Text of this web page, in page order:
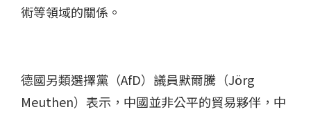
術等領域的關係。
德國另類選擇黨（AfD）議員默爾騰（Jörg
Meuthen）表示，中國並非公平的貿易夥伴，中